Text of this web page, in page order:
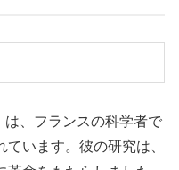
、フランスの科学者で
います。彼の研究は、